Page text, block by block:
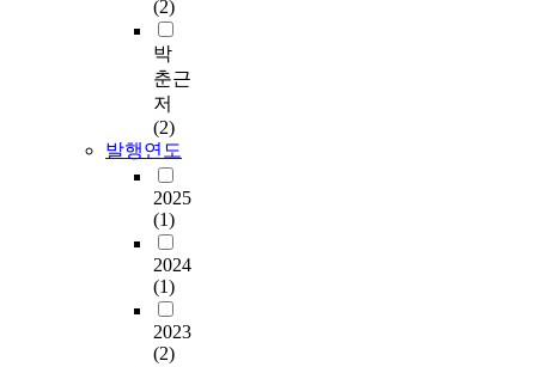
(2)
박
춘근
저
(2)
발행연도
2025
(1)
2024
(1)
2023
(2)